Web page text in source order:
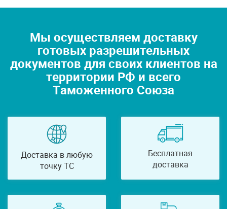
Мы осуществляем доставку
готовых разрешительных
документов для своих клиентов на
территории РФ и всего
Таможенного Союза
Доставка в любую
точку ТС
Бесплатная
доставка